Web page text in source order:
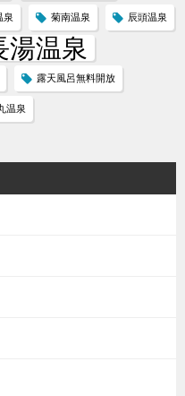
泉 菊南温泉 辰頭温泉
湯温泉
露天風呂無料開放
温泉